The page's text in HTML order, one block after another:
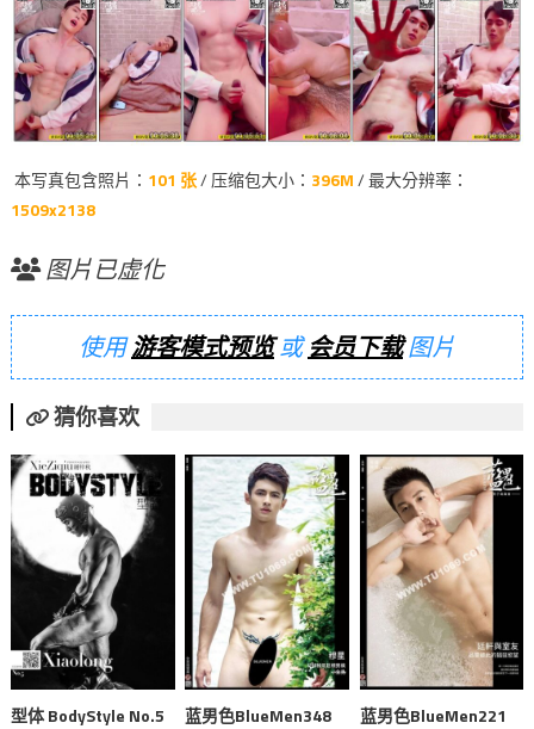
本写真包含照片： 101 张/ 压缩包大小： 396M/ 最大分辨率：
1509x2138
图片已虚化
使用游客模式预览或会员下载图片
猜你喜欢
型体 BodyStyle No.5 蓝男色BlueMen348 蓝男色BlueMen221